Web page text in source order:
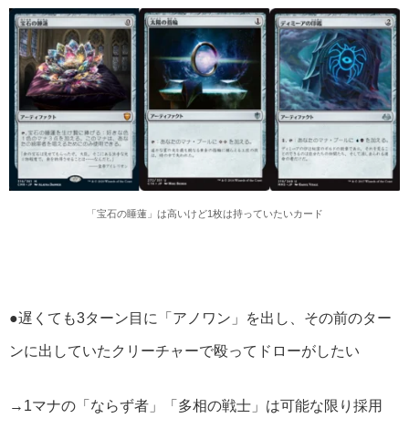
「宝石の睡蓮」は高いけど1枚は持っていたいカード
●遅くても3ターン目に「アノワン」を出し、その前のター
ンに出していたクリーチャーで殴ってドローがしたい
→1マナの「ならず者」「多相の戦士」は可能な限り採用